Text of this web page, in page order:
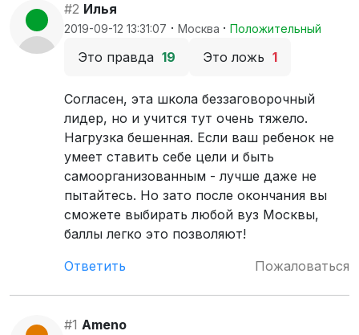
#2 Илья
2019-09-12 13:31:07 · Москва · Положительный
Это правда 19 Это ложь 1
Согласен, эта школа беззаговорочный
лидер, но и учится тут очень тяжело.
Нагрузка бешенная. Если ваш ребенок не
умеет ставить себе цели и быть
самоорганизованным - лучше даже не
пытайтесь. Но зато после окончания вы
сможете выбирать любой вуз Москвы,
баллы легко это позволяют!
Ответить
Пожаловаться
#1 Ameno